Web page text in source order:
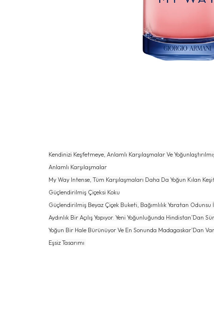
Kendinizi Keşfetmeye, Anlamlı Karşılaşmalar Ve
Anlamlı Karşılaşmalar
My Way Intense, Tüm Karşılaşmaları Daha Da Yoğun Kılan
Güçlendirilmiş Çiçeksi Koku
Güçlendirilmiş Beyaz Çiçek Buketi, Bağımlılık Yaratan
Aydınlık Bir Açılış Yapıyor. Yeni Yoğunluğunda
Yoğun Bir Hale Bürünüyor Ve En Sonunda Madagaskar’Dan
Eşsiz Tasarımı